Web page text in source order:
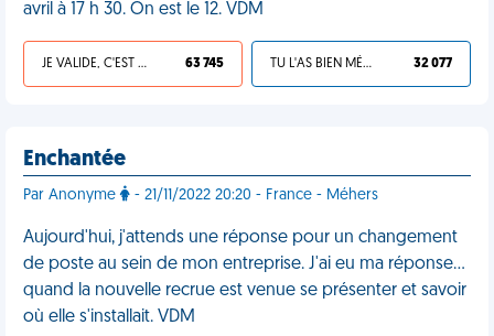
avril à 17 h 30. On est le 12. VDM
JE VALIDE, C'EST UNE VDM 63 745 TU L'AS BIEN MÉRITÉ 32 077
Enchantée
Par Anonyme - 21/11/2022 20:20 - France - Méhers
Aujourd'hui, j'attends une réponse pour un changement
de poste au sein de mon entreprise. J'ai eu ma réponse…
quand la nouvelle recrue est venue se présenter et savoir
où elle s'installait. VDM